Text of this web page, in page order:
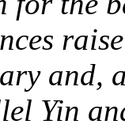
and,
Yin